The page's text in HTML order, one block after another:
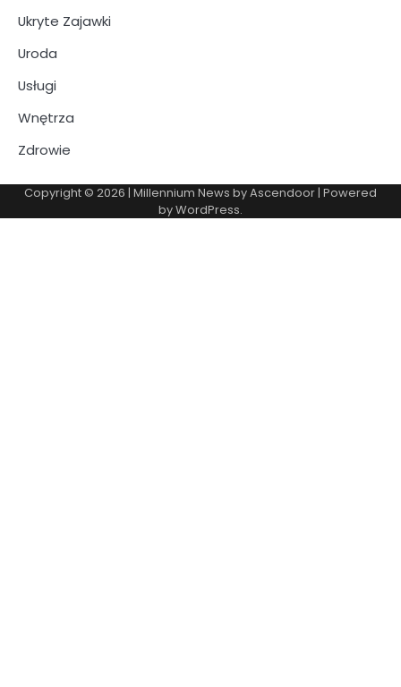
Ukryte Zajawki
Uroda
Usługi
Wnętrza
Zdrowie
Copyright © 2026 | Millennium News byAscendoor | Powered
byWordPress.